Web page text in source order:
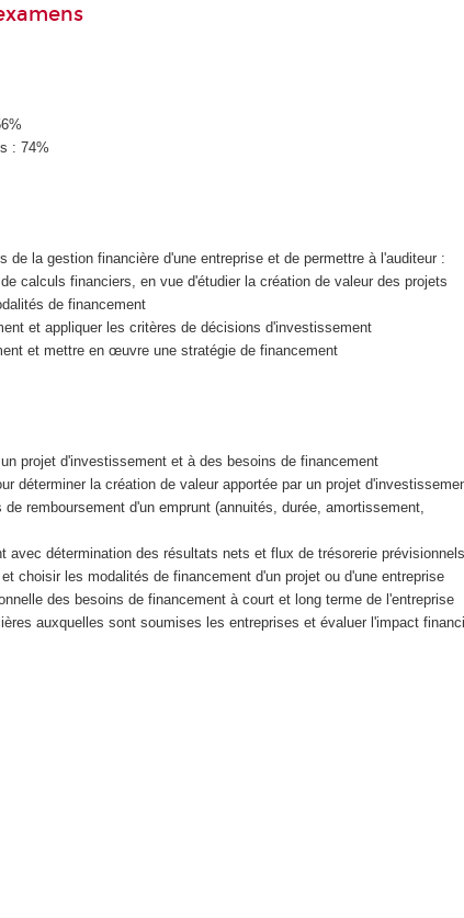
: 74%
de la gestion financière d'une entreprise et de permettre à l'auditeur :
calculs financiers, en vue d'étudier la création de valeur des projets
de financement
et appliquer les critères de décisions d'investissement
et mettre en œuvre une stratégie de financement
projet d'investissement et à des besoins de financement
déterminer la création de valeur apportée par un projet
remboursement d'un emprunt (annuités, durée, amortissement,
avec détermination des résultats nets et flux de trésorerie prévisionnels
choisir les modalités de financement d'un projet ou d'une entreprise
des besoins de financement à court et long terme de l'entreprise
auxquelles sont soumises les entreprises et évaluer l'impact